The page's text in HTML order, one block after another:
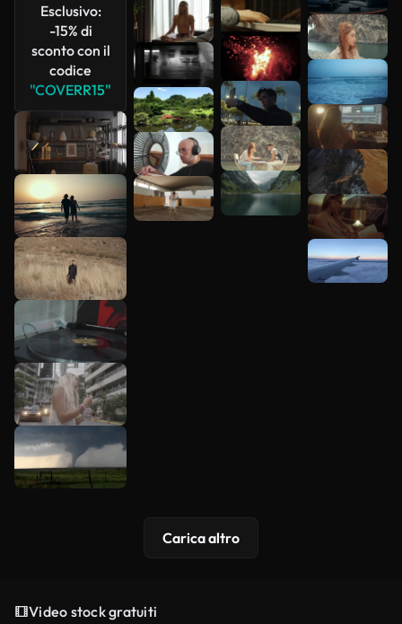
Esclusivo:
-15% di
sconto con il
codice
"COVERR15"
Scopri di
più
Carica altro
Video stock gratuiti